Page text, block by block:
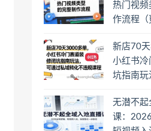
热门视频
作流程（
新店70天
小红书冷
坑指南玩
无潜不起
课：